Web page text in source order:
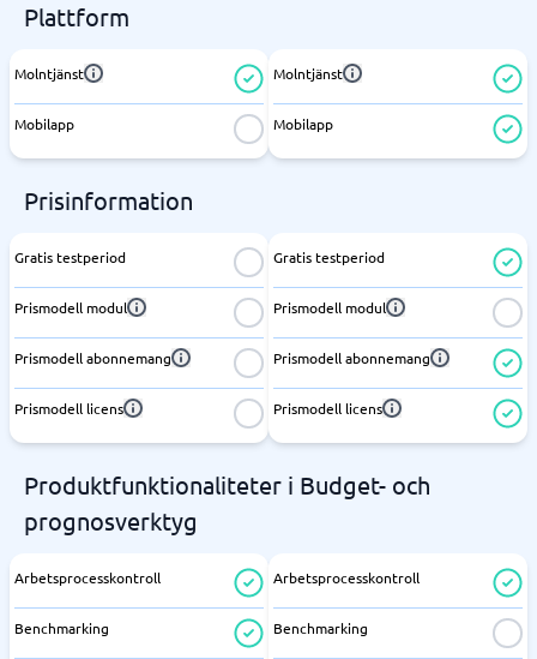
Plattform
Molntjänst
Mobilapp
Molntjänst
Mobilapp
Prisinformation
Gratis testperiod
Prismodell modul
Prismodell abonnemang
Prismodell licens
Gratis testperiod
Prismodell modul
Prismodell abonnemang
Prismodell licens
Produktfunktionaliteter i Budget- och
prognosverktyg
Arbetsprocesskontroll
Benchmarking
Arbetsprocesskontroll
Benchmarking